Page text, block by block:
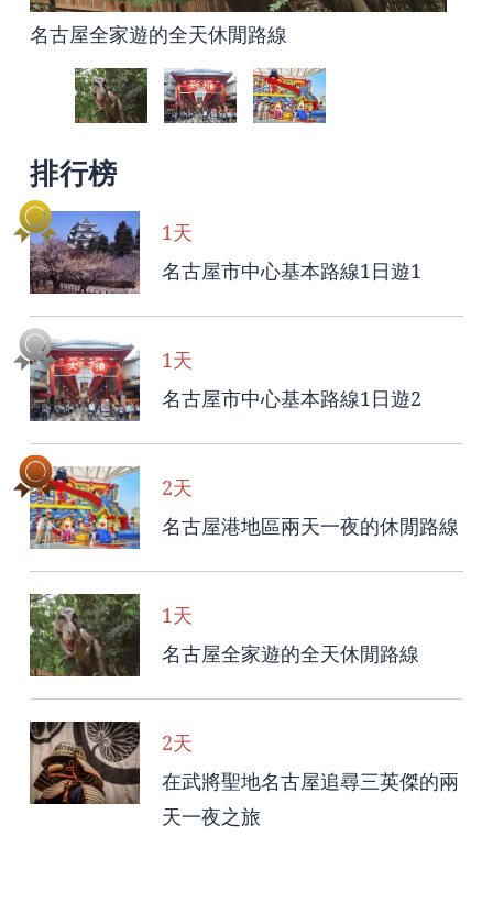
名古屋全家遊的全天休閒路線
名古屋市中心基本路線1日遊2
名古屋港地區兩天一夜的休閒路線
排行榜
1天
名古屋市中心基本路線1日遊1
1天
名古屋市中心基本路線1日遊2
2天
名古屋港地區兩天一夜的休閒路線
1天
名古屋全家遊的全天休閒路線
2天
在武將聖地名古屋追尋三英傑的兩
天一夜之旅